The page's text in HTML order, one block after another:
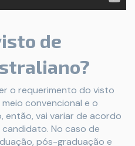
de
o requerimento do visto
convencional e o
então, vai variar de acordo
No caso de
pós-graduação e